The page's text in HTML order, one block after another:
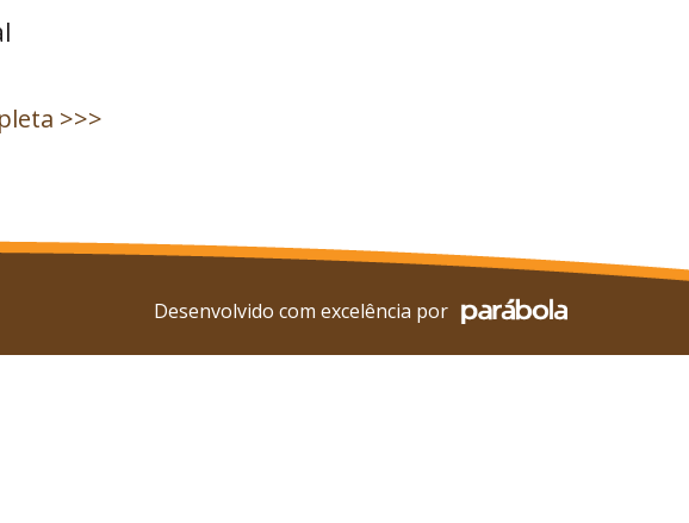
>>>
Desenvolvido com excelência por